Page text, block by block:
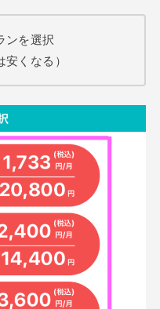
ンを選択
くなる）